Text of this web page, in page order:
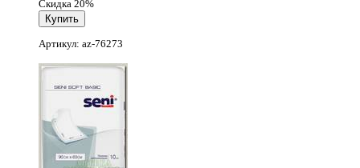
Скидка 20%
Артикул: az-76273